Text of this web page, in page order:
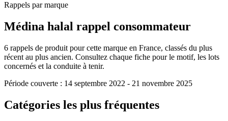
Rappels par marque
Médina halal rappel consommateur
6 rappels de produit pour cette marque en France, classés du plus
récent au plus ancien. Consultez chaque fiche pour le motif, les lots
concernés et la conduite à tenir.
Période couverte : 14 septembre 2022 - 21 novembre 2025
Catégories les plus fréquentes